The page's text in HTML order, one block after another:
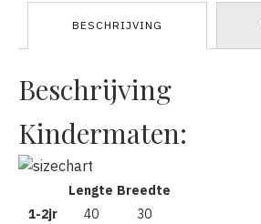
BESCHRIJVING
Beschrijving
Kindermaten:
Lengte Breedte
1-2jr
40
30